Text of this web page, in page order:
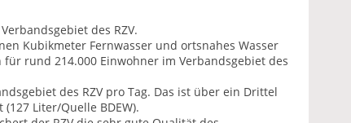
des RZV.
Kubikmeter Fernwasser und ortsnahes Wasser
rund 214.000 Einwohner im Verbandsgebiet des
des RZV pro Tag. Das ist über ein Drittel
Liter/Quelle BDEW).